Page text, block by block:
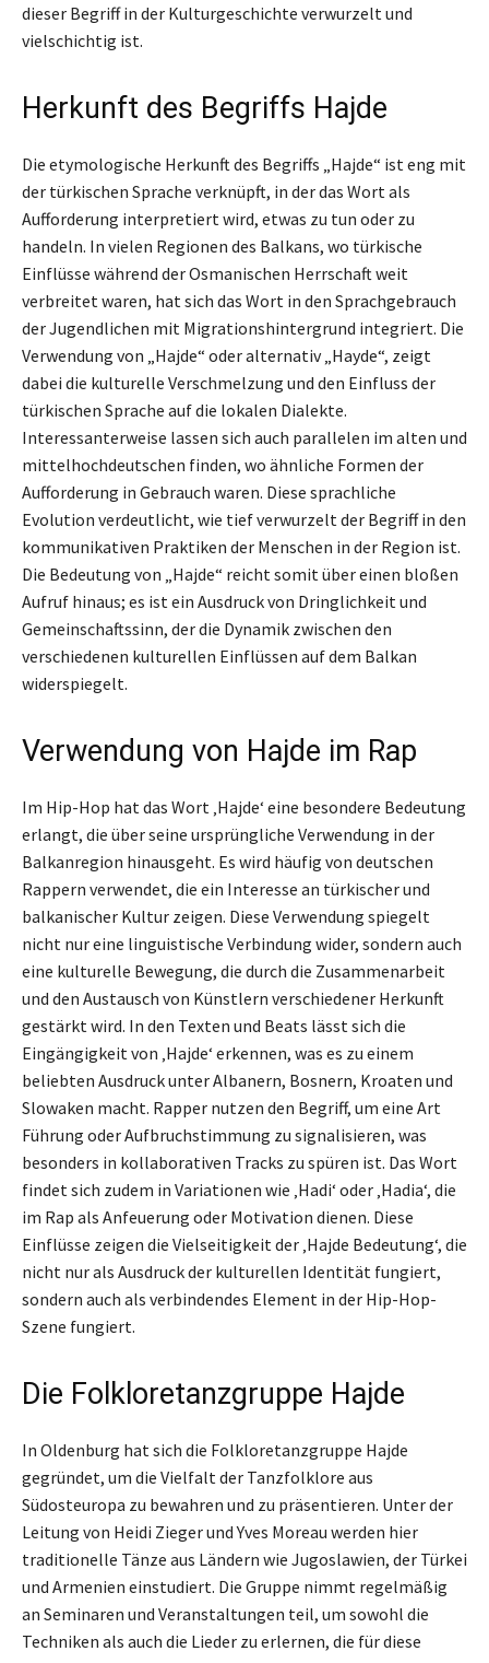
dieser Begriff in der Kulturgeschichte verwurzelt und
vielschichtig ist.
Herkunft des Begriffs Hajde
Die etymologische Herkunft des Begriffs „Hajde“ ist eng mit
der türkischen Sprache verknüpft, in der das Wort als
Aufforderung interpretiert wird, etwas zu tun oder zu
handeln. In vielen Regionen des Balkans, wo türkische
Einflüsse während der Osmanischen Herrschaft weit
verbreitet waren, hat sich das Wort in den Sprachgebrauch
der Jugendlichen mit Migrationshintergrund integriert. Die
Verwendung von „Hajde“ oder alternativ „Hayde“, zeigt
dabei die kulturelle Verschmelzung und den Einfluss der
türkischen Sprache auf die lokalen Dialekte.
Interessanterweise lassen sich auch parallelen im alten und
mittelhochdeutschen finden, wo ähnliche Formen der
Aufforderung in Gebrauch waren. Diese sprachliche
Evolution verdeutlicht, wie tief verwurzelt der Begriff in den
kommunikativen Praktiken der Menschen in der Region ist.
Die Bedeutung von „Hajde“ reicht somit über einen bloßen
Aufruf hinaus; es ist ein Ausdruck von Dringlichkeit und
Gemeinschaftssinn, der die Dynamik zwischen den
verschiedenen kulturellen Einflüssen auf dem Balkan
widerspiegelt.
Verwendung von Hajde im Rap
Im Hip-Hop hat das Wort ‚Hajde‘ eine besondere Bedeutung
erlangt, die über seine ursprüngliche Verwendung in der
Balkanregion hinausgeht. Es wird häufig von deutschen
Rappern verwendet, die ein Interesse an türkischer und
balkanischer Kultur zeigen. Diese Verwendung spiegelt
nicht nur eine linguistische Verbindung wider, sondern auch
eine kulturelle Bewegung, die durch die Zusammenarbeit
und den Austausch von Künstlern verschiedener Herkunft
gestärkt wird. In den Texten und Beats lässt sich die
Eingängigkeit von ‚Hajde‘ erkennen, was es zu einem
beliebten Ausdruck unter Albanern, Bosnern, Kroaten und
Slowaken macht. Rapper nutzen den Begriff, um eine Art
Führung oder Aufbruchstimmung zu signalisieren, was
besonders in kollaborativen Tracks zu spüren ist. Das Wort
findet sich zudem in Variationen wie ‚Hadi‘ oder ‚Hadia‘, die
im Rap als Anfeuerung oder Motivation dienen. Diese
Einflüsse zeigen die Vielseitigkeit der ‚Hajde Bedeutung‘, die
nicht nur als Ausdruck der kulturellen Identität fungiert,
sondern auch als verbindendes Element in der Hip-Hop-
Szene fungiert.
Die Folkloretanzgruppe Hajde
In Oldenburg hat sich die Folkloretanzgruppe Hajde
gegründet, um die Vielfalt der Tanzfolklore aus
Südosteuropa zu bewahren und zu präsentieren. Unter der
Leitung von Heidi Zieger und Yves Moreau werden hier
traditionelle Tänze aus Ländern wie Jugoslawien, der Türkei
und Armenien einstudiert. Die Gruppe nimmt regelmäßig
an Seminaren und Veranstaltungen teil, um sowohl die
Techniken als auch die Lieder zu erlernen, die für diese